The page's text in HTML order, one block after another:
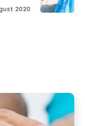
2020